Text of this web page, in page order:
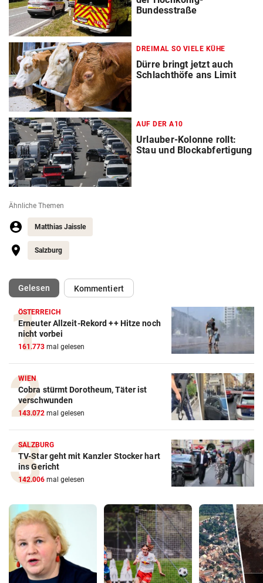
Bundesstraße
DREIMAL SO VIELE KÜHE
Dürre bringt jetzt auch
Schlachthöfe ans Limit
AUF DER A10
Urlauber-Kolonne rollt:
Stau und Blockabfertigung
Ähnliche Themen
Matthias Jaissle
Salzburg
Gelesen(ausgewählt)Kommentiert
ÖSTERREICH
Erneuter Allzeit-Rekord ++ Hitze noch
nicht vorbei
161.773 mal gelesen
WIEN
Cobra stürmt Dorotheum, Täter ist
verschwunden
143.072 mal gelesen
SALZBURG
TV-Star geht mit Kanzler Stocker hart
ins Gericht
142.006 mal gelesen